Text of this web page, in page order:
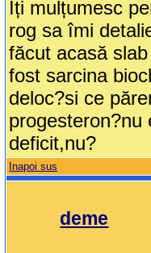
Îți mulțumesc
rog sa îmi
făcut acasă
fost sarcina
deloc?si ce
progesteron?nu
deficit,nu?
Inapoi sus
deme